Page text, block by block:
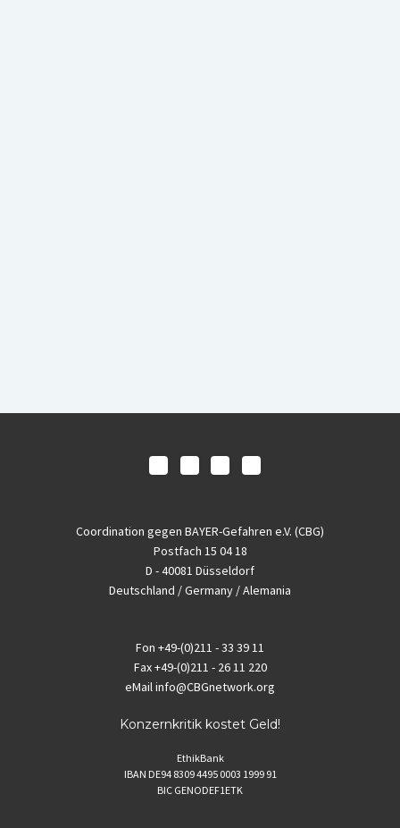
Coordination gegen BAYER-Gefahren e.V. (CBG)
Postfach 15 04 18
D - 40081 Düsseldorf
Deutschland / Germany / Alemania
Fon +49-(0)211 - 33 39 11
Fax+49-(0)211 - 26 11 220
eMailinfo@CBGnetwork.org
Konzernkritik kostet Geld!
EthikBank
IBAN DE94 8309 4495 0003 1999 91
BIC GENODEF1ETK